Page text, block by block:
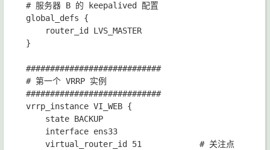
# 服务器 B 的 keepalived 配置
global_defs {
    router_id LVS_MASTER
}
############################
# 第一个 VRRP 实例
############################
vrrp_instance VI_WEB {
    state BACKUP
    interface ens33
    virtual_router_id 51            # 关注点